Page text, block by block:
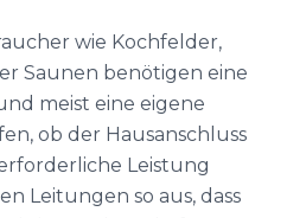
wie Kochfelder,
Saunen benötigen eine
meist eine eigene
ob der Hausanschluss
Leistung
Leitungen so aus, dass